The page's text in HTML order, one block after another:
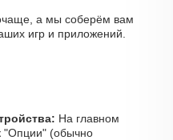
а мы соберём вам
игр и приложений.
На главном
"Опции" (обычно